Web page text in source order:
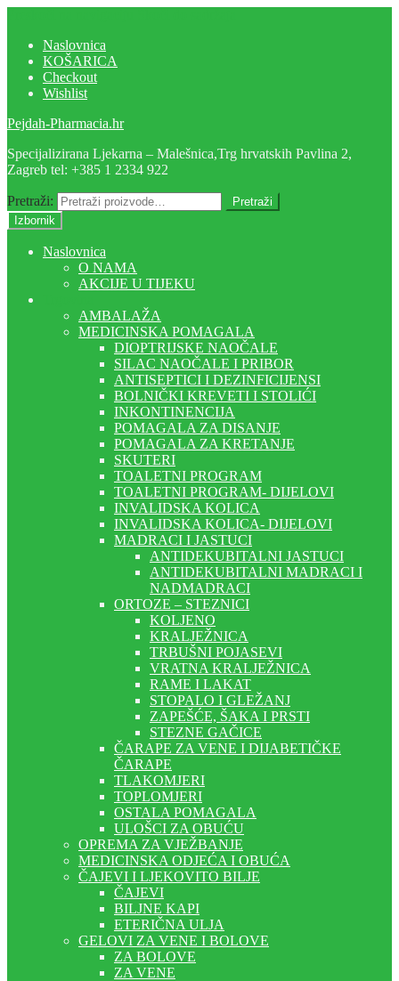
Naslovnica
KOŠARICA
Checkout
Wishlist
Pejdah-Pharmacia.hr
Specijalizirana Ljekarna – Malešnica,Trg hrvatskih Pavlina 2,
Zagreb tel: +385 1 2334 922
Pretraži:
Pretraži
Izbornik
Naslovnica
O NAMA
AKCIJE U TIJEKU
AMBALAŽA
MEDICINSKA POMAGALA
DIOPTRIJSKE NAOČALE
SILAC NAOČALE I PRIBOR
ANTISEPTICI I DEZINFICIJENSI
BOLNIČKI KREVETI I STOLIĆI
INKONTINENCIJA
POMAGALA ZA DISANJE
POMAGALA ZA KRETANJE
SKUTERI
TOALETNI PROGRAM
TOALETNI PROGRAM- DIJELOVI
INVALIDSKA KOLICA
INVALIDSKA KOLICA- DIJELOVI
MADRACI I JASTUCI
ANTIDEKUBITALNI JASTUCI
ANTIDEKUBITALNI MADRACI I
NADMADRACI
ORTOZE – STEZNICI
KOLJENO
KRALJEŽNICA
TRBUŠNI POJASEVI
VRATNA KRALJEŽNICA
RAME I LAKAT
STOPALO I GLEŽANJ
ZAPEŠĆE, ŠAKA I PRSTI
STEZNE GAČICE
ČARAPE ZA VENE I DIJABETIČKE
ČARAPE
TLAKOMJERI
TOPLOMJERI
OSTALA POMAGALA
ULOŠCI ZA OBUĆU
OPREMA ZA VJEŽBANJE
MEDICINSKA ODJEĆA I OBUĆA
ČAJEVI I LJEKOVITO BILJE
ČAJEVI
BILJNE KAPI
ETERIČNA ULJA
GELOVI ZA VENE I BOLOVE
ZA BOLOVE
ZA VENE